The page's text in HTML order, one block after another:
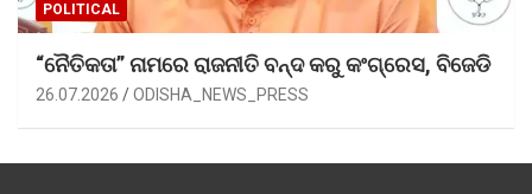
POLITICAL
“ନୈତିକତା” ନାମରେ ରାଜନୀତି ବନ୍ଦ କରୁ କଂଗ୍ରେସ, ବିଜେଡି
26.07.2026 ODISHA_NEWS_PRESS